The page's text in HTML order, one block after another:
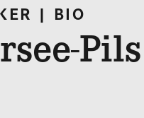
Pils
| BIO